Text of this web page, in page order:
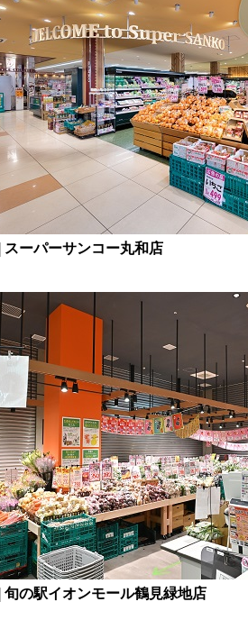
| スーパーサンコー丸和店
| 旬の駅イオンモール鶴見緑地店